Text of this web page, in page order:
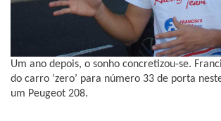
Um ano depois, o sonho concretizou-se.
do carro ‘zero’ para número 33 de porta
um Peugeot 208.